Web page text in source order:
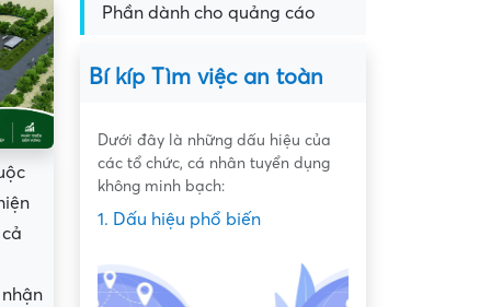
Phần dành cho quảng cáo
Bí kíp Tìm việc an toàn
Dưới đây là những dấu hiệu của
các tổ chức, cá nhân tuyển dụng
không minh bạch:
1. Dấu hiệu phổ biến